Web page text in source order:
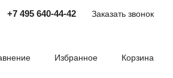
+7 495 640-44-42 Заказать звонок
Избранное Корзина